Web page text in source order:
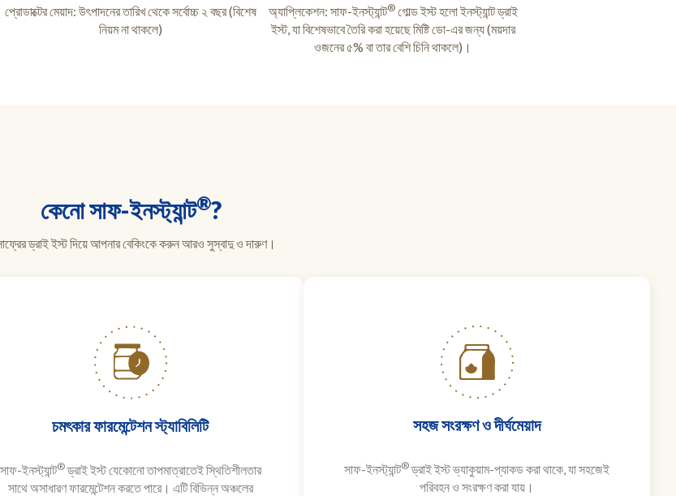
প্রোডাক্টের মেয়াদ: উৎপাদনের তারিখ থেকে সর্বোচ্চ ২ বছর (বিশেষ
নিয়ম না থাকলে)
অ্যাপ্লিকেশন: সাফ-ইনস্ট্যান্ট®গোল্ড ইস্ট হলো ইনস্ট্যান্ট ড্রাই
ইস্ট, যা বিশেষভাবে তৈরি করা হয়েছে মিষ্টি ডো-এর জন্য (ময়দার
ওজনের ৫% বা তার বেশি চিনি থাকলে)।
কেনো সাফ-ইনস্ট্যান্ট®?
ড্রাই ইস্ট দিয়ে আপনার বেকিংকে করুন আরও সুস্বাদু ও দারুণ।
চমৎকার ফারমেন্টেশন স্ট্যাবিলিটি
সাফ-ইনস্ট্যান্ট®ড্রাই ইস্ট যেকোনো তাপমাত্রাতেই স্থিতিশীলতার
সাথে অসাধারণ ফারমেন্টেশন করতে পারে। এটি বিভিন্ন অঞ্চলের
সহজ সংরক্ষণ ও দীর্ঘমেয়াদ
সাফ-ইনস্ট্যান্ট®ড্রাই ইস্ট ভ্যাকুয়াম-প্যাকড করা থাকে, যা সহজেই
পরিবহন ও সংরক্ষণ করা যায়।